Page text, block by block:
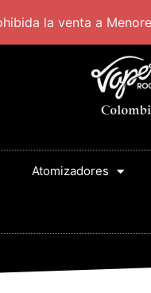
Atomizadores
la venta a